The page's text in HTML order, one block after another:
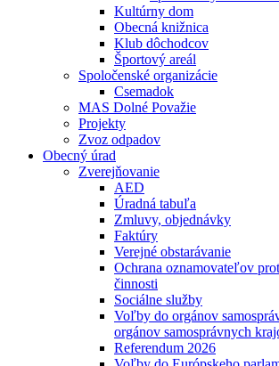
Kultúrny dom
Obecná knižnica
Klub dôchodcov
Športový areál
Spoločenské organizácie
Csemadok
MAS Dolné Považie
Projekty
Zvoz odpadov
Obecný úrad
Zverejňovanie
AED
Úradná tabuľa
Zmluvy, objednávky
Faktúry
Verejné obstarávanie
Ochrana oznamovateľov
činnosti
Sociálne služby
Voľby do orgánov
orgánov samosprávnych
Referendum 2026